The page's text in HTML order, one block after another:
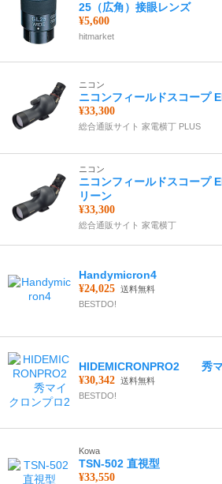
25（広角）接眼レンズ
¥5,600
hitmarket
ニコン
ニコンフィールドスコープ
¥33,300
総合通販サイト 家電横丁 PLUS
ニコン
ニコンフィールドスコープ
リーン
¥33,300
総合通販サイト 家電横丁
Handymicron4
¥24,025 送料無料
BESTDO!
HIDEMICRONPRO2 秀マ
¥30,342 送料無料
BESTDO!
Kowa
TSN-502 直視型
¥33,550